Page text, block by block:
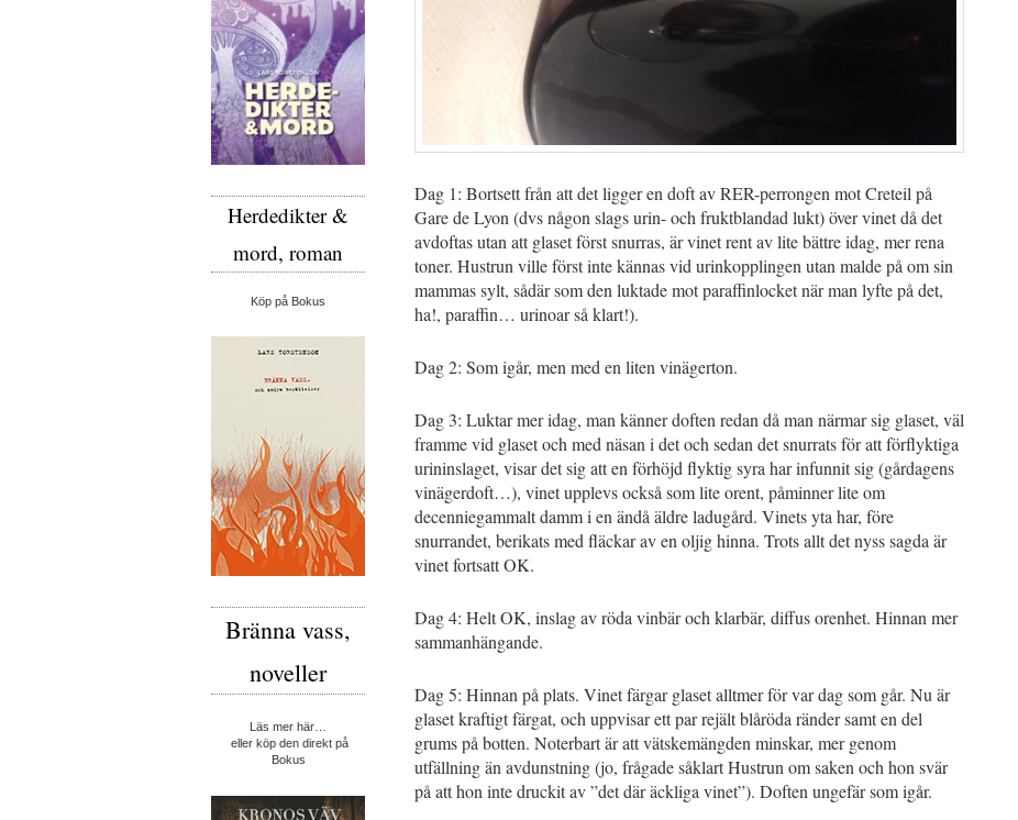
Dag 1: Bortsett från att det ligger en doft av RER-perrongen mot Creteil på
Gare de Lyon (dvs någon slags urin- och fruktblandad lukt) över vinet då det
avdoftas utan att glaset först snurras, är vinet rent av lite bättre idag, mer rena
toner. Hustrun ville först inte kännas vid urinkopplingen utan malde på om sin
mammas sylt, sådär som den luktade mot paraffinlocket när man lyfte på det,
ha!, paraffin… urinoar så klart!).
Dag 2: Som igår, men med en liten vinägerton.
Dag 3: Luktar mer idag, man känner doften redan då man närmar sig glaset, väl
framme vid glaset och med näsan i det och sedan det snurrats för att förflyktiga
urininslaget, visar det sig att en förhöjd flyktig syra har infunnit sig (gårdagens
vinägerdoft…), vinet upplevs också som lite orent, påminner lite om
decenniegammalt damm i en ändå äldre ladugård. Vinets yta har, före
snurrandet, berikats med fläckar av en oljig hinna. Trots allt det nyss sagda är
vinet fortsatt OK.
Dag 4: Helt OK, inslag av röda vinbär och klarbär, diffus orenhet. Hinnan mer
sammanhängande.
Dag 5: Hinnan på plats. Vinet färgar glaset alltmer för var dag som går. Nu är
glaset kraftigt färgat, och uppvisar ett par rejält blåröda ränder samt en del
grums på botten. Noterbart är att vätskemängden minskar, mer genom
utfällning än avdunstning (jo, frågade såklart Hustrun om saken och hon svär
på att hon inte druckit av ”det där äckliga vinet”). Doften ungefär som igår.
Herdedikter &
mord, roman
Köp på Bokus
Bränna vass,
noveller
Läs mer här…
eller köp den direkt på
Bokus